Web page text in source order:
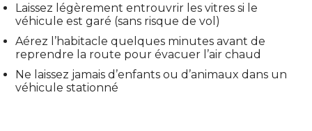
Laissez légèrement entrouvrir les vitres si le
véhicule est garé (sans risque de vol)
Aérez l’habitacle quelques minutes avant de
reprendre la route pour évacuer l’air chaud
Ne laissez jamais d’enfants ou d’animaux dans un
véhicule stationné